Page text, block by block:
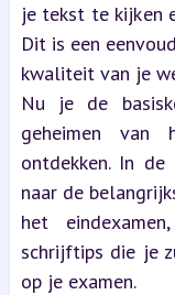
je tekst te kijken
Dit is een
kwaliteit van je
Nu je de
geheimen
ontdekken. In
naar de
het
schrijftips die je
op je examen.